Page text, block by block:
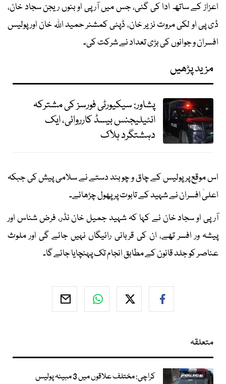
اعزاز کے ساتھ ادا کی گئی، جس میں آر پی او بنوں ریجن سجاد خان،
ڈی پی او لکی مروت نزیر خان، ڈپٹی کمشنر حمید اللہ خان اور پولیس
افسران و جوانوں کی بڑی تعداد نے شرکت کی۔
مزید پڑھیں
پشاور: سیکیورٹی فورسز کی مشترکہ
انٹیلیجنس بیسڈ کارروائی، ایک
دہشتگرد ہلاک
اس موقع پر پولیس کے چاق و چوبند دستے نے سلامی پیش کی جبکہ
اعلیٰ افسران نے شہید کے تابوت پر پھول چڑھائے۔
آر پی او سجاد خان نے کہا کہ شہید جمیل خان نڈر، فرض شناس اور
پیشہ ور افسر تھے، ان کی قربانی رائیگاں نہیں جائے گی اور ملوث
عناصر کو جلد قانون کے مطابق انجام تک پہنچایا جائے گا۔
متعلقہ
کراچی: مختلف علاقوں میں 3 مبینہ پولیس